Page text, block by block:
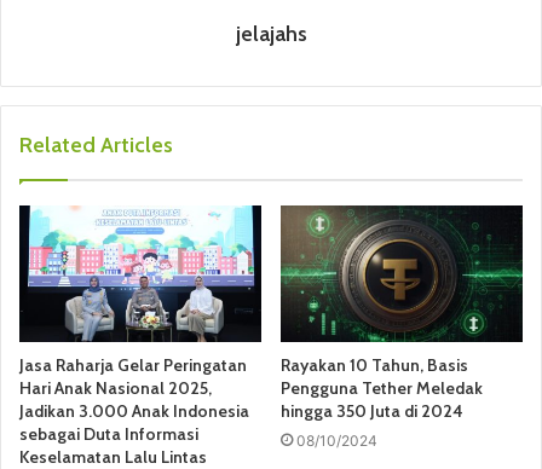
jelajahs
Related Articles
Jasa Raharja Gelar Peringatan
Hari Anak Nasional 2025,
Jadikan 3.000 Anak Indonesia
sebagai Duta Informasi
Keselamatan Lalu Lintas
Rayakan 10 Tahun, Basis
Pengguna Tether Meledak
hingga 350 Juta di 2024
08/10/2024